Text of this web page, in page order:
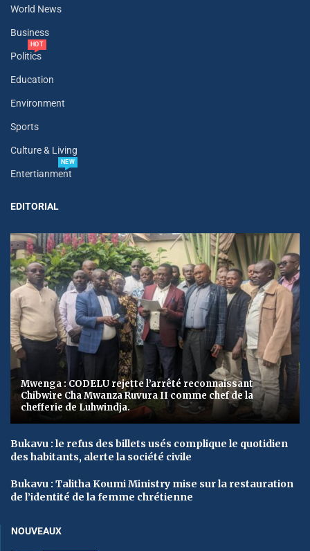
World News
Business
Politics
HOT
Education
Environment
Sports
Culture & Living
Entertianment
NEW
EDITORIAL
Mwenga : CODELU rejette l’arrêté reconnaissant
Chibwire Cha Mwanza Ruvura II comme chef de la
chefferie de Luhwindja.
Bukavu : le refus des billets usés complique le quotidien
des habitants, alerte la société civile
Bukavu : Talitha Koumi Ministry mise sur la restauration
de l’identité de la femme chrétienne
NOUVEAUX